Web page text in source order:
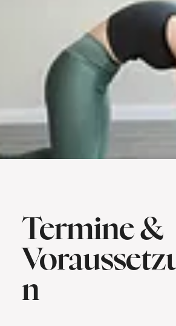
Termine &
n